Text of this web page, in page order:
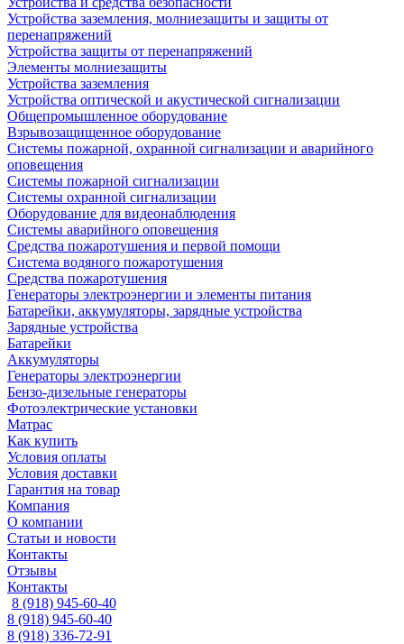
Устройства заземления, молниезащиты и защиты от
перенапряжений
Устройства защиты от перенапряжений
Элементы молниезащиты
Устройства заземления
Устройства оптической и акустической сигнализации
Общепромышленное оборудование
Взрывозащищенное оборудование
Системы пожарной, охранной сигнализации и аварийного
оповещения
Системы пожарной сигнализации
Системы охранной сигнализации
Оборудование для видеонаблюдения
Системы аварийного оповещения
Средства пожаротушения и первой помощи
Система водяного пожаротушения
Средства пожаротушения
Генераторы электроэнергии и элементы питания
Батарейки, аккумуляторы, зарядные устройства
Зарядные устройства
Батарейки
Аккумуляторы
Генераторы электроэнергии
Бензо-дизельные генераторы
Фотоэлектрические установки
Матрас
Как купить
Условия оплаты
Условия доставки
Гарантия на товар
Компания
О компании
Статьи и новости
Контакты
Отзывы
Контакты
8 (918) 945-60-40
8 (918) 945-60-40
8 (918) 336-72-91